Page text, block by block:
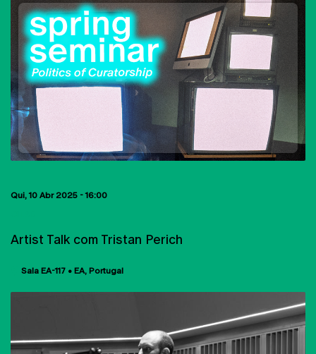
Qui, 10 Abr 2025 - 16:00
Artist Talk com Tristan Perich
Sala EA-117 • EA Portugal